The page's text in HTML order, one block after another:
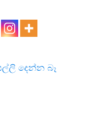
දෙන්න බෑ